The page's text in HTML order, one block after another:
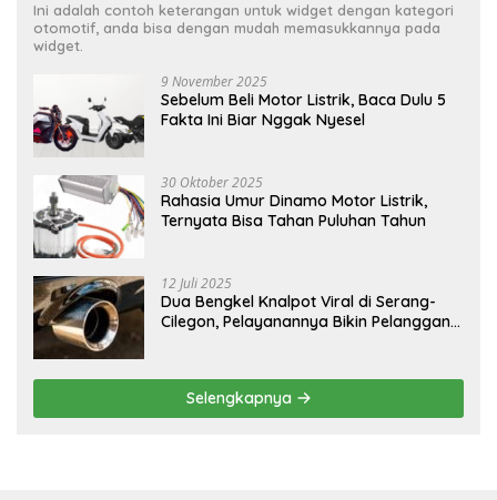
Ini adalah contoh keterangan untuk widget dengan kategori
otomotif, anda bisa dengan mudah memasukkannya pada
widget.
9 November 2025
Sebelum Beli Motor Listrik, Baca Dulu 5
Fakta Ini Biar Nggak Nyesel
30 Oktober 2025
Rahasia Umur Dinamo Motor Listrik,
Ternyata Bisa Tahan Puluhan Tahun
12 Juli 2025
Dua Bengkel Knalpot Viral di Serang-
Cilegon, Pelayanannya Bikin Pelanggan
Selengkapnya